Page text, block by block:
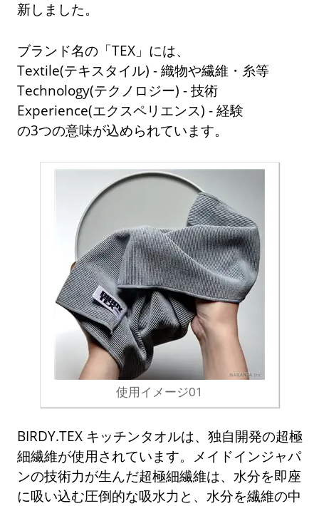
新しました。
ブランド名の「TEX」には、
Textile(テキスタイル) - 織物や繊維・糸等
Technology(テクノロジー) - 技術
Experience(エクスペリエンス) - 経験
の3つの意味が込められています。
使用イメージ01
BIRDY.TEX キッチンタオルは、独自開発の超極
細繊維が使用されています。メイドインジャパ
ンの技術力が生んだ超極細繊維は、水分を即座
に吸い込む圧倒的な吸水力と、水分を繊維の中